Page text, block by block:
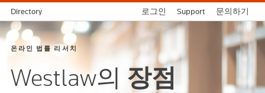
Directory 로그인 Support 문의하기
온라인 법률 리서치
Westlaw의 장점